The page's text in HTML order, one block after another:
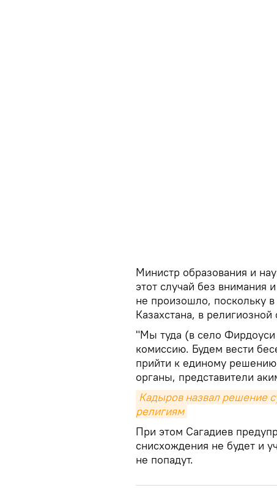
Министр образования и
этот случай без внимания
не произошло, поскольку в
Казахстана, в
"Мы туда (в село
комиссию. Будем вести
прийти к единому
органы, представители
Кадыров назвал решение
религиям
При этом Сагадиев
снисхождения не будет и
не попадут.